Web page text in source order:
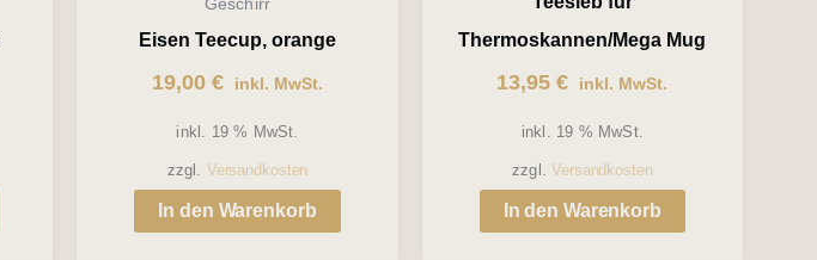
Geschirr
Eisen Teecup, orange
19,00 € inkl. MwSt.
inkl. 19 % MwSt.
zzgl. Versandkosten
In den Warenkorb
Thermoskannen/Mega Mug
13,95€ inkl. MwSt.
inkl. 19 % MwSt.
zzgl.Versandkosten
In den Warenkorb